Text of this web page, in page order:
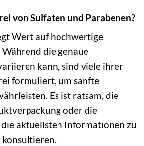
von Sulfaten und Parabenen?
Wert auf hochwertige
die genaue
kann, sind viele ihrer
formuliert, um sanfte
Es ist ratsam, die
oder die
aktuellsten Informationen zu